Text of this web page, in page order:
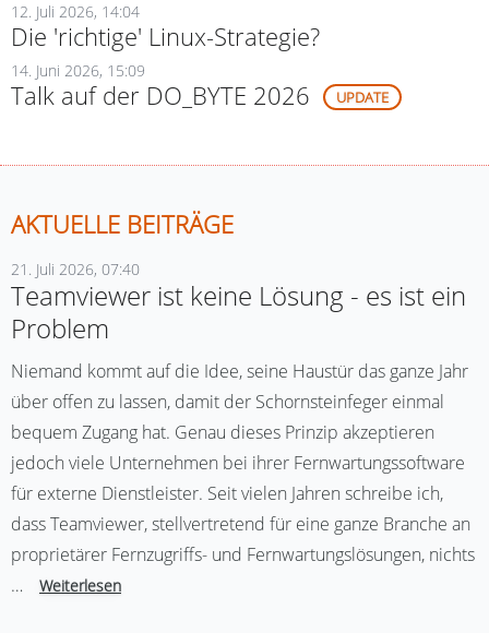
12. Juli 2026, 14:04
Die 'richtige' Linux-Strategie?
14. Juni 2026, 15:09
Talk auf der DO_BYTE 2026 UPDATE
AKTUELLE BEITRÄGE
21. Juli 2026, 07:40
Teamviewer ist keine Lösung - es ist ein
Problem
Niemand kommt auf die Idee, seine Haustür das ganze Jahr
über offen zu lassen, damit der Schornsteinfeger einmal
bequem Zugang hat. Genau dieses Prinzip akzeptieren
jedoch viele Unternehmen bei ihrer Fernwartungssoftware
für externe Dienstleister. Seit vielen Jahren schreibe ich,
dass Teamviewer, stellvertretend für eine ganze Branche an
proprietärer Fernzugriffs- und Fernwartungslösungen, nichts
…
Weiterlesen